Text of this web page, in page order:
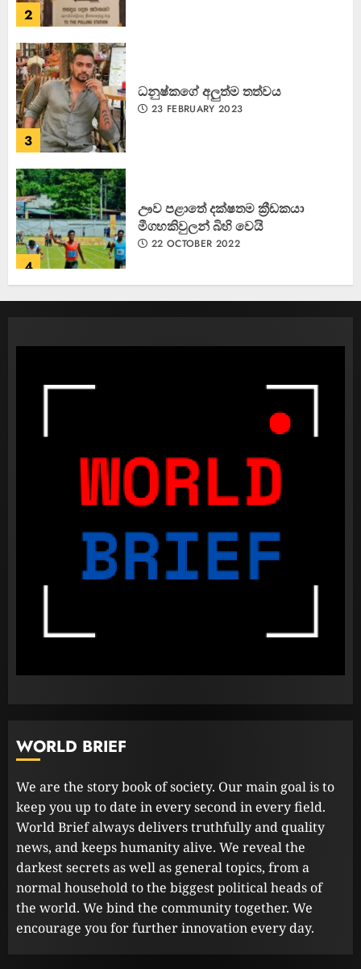
2
3
ධනුෂ්කගේ අලුත්ම තත්වය
23 FEBRUARY 2023
4
ඌව පළාතේ දක්ෂතම ක්‍රීඩකයා
මීගහකිවුලන් බිහි වෙයි
22 OCTOBER 2022
කැණීම් වලදී හමුවුන ලිංගික උපකරණ
23 FEBRUARY 2023
3
WORLD BRIEF
We are the story book of society. Our main goal is to
keep you up to date in every second in every field.
World Brief always delivers truthfully and quality
news, and keeps humanity alive. We reveal the
darkest secrets as well as general topics, from a
normal household to the biggest political heads of
the world. We bind the community together. We
encourage you for further innovation every day.